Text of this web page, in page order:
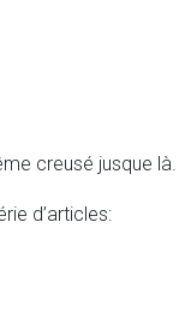
creusé jusque là.
d’articles: